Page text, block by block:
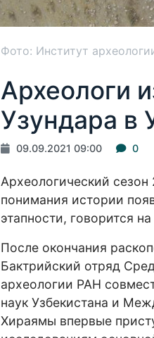
Фото: Институт
Археологи
Узундара в
09.09.2021 09:00 0
Археологический сезон
понимания истории
этапности, говорится
После окончания
Бактрийский отряд
археологии РАН
наук Узбекистана и
Хираямы впервые